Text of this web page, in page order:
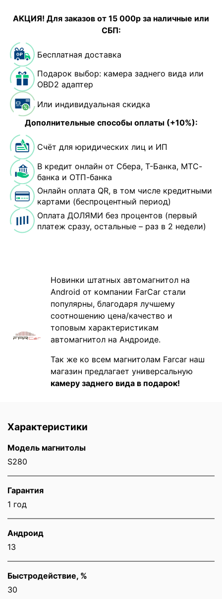
АКЦИЯ! Для заказов от 15 000р за наличные или
СБП:
Бесплатная доставка
Подарок выбор: камера заднего вида или
OBD2 адаптер
Или индивидуальная скидка
Дополнительные способы оплаты (+10%):
Счёт для юридических лиц и ИП
В кредит онлайн от Сбера, Т-Банка, МТС-
банка и ОТП-банка
Онлайн оплата QR, в том числе кредитными
картами (беспроцентный период)
Оплата ДОЛЯМИ без процентов (первый
платеж сразу, остальные – раз в 2 недели)
Новинки штатных автомагнитол на
Android от компании FarCar стали
популярны, благодаря лучшему
соотношению цена/качество и
топовым характеристикам
автомагнитол на Андроиде.
Так же ко всем магнитолам Farcar наш
магазин предлагает универсальную
камеру заднего вида в подарок!
Характеристики
Модель магнитолы
S280
Гарантия
1 год
Андроид
13
Быстродействие, %
30